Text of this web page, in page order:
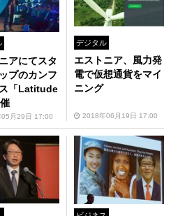
アにてスタ
プのカンフ
「Latitude
月29日 17:00
デジタル
エストニア、風力発
電で仮想通貨をマイ
ニング
2018年06月19日 17:00